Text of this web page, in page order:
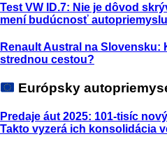
Test VW ID.7: Nie je dôvod
mení budúcnosť autopriemyslu
Renault Austral na Slovensku:
strednou cestou?
Európsky
Predaje áut 2025: 101-tisíc
Takto vyzerá ich konsolidácia